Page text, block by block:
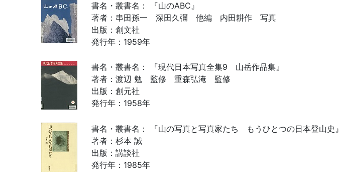
書名・叢書名： 『山のABC』
著者：串田孫一 深田久彌 他編 内田耕作 写真
出版：創文社
発行年：1959年
書名・叢書名： 『現代日本写真全集9 山岳作品集』
著者：渡辺 勉 監修 重森弘淹 監修
出版：創元社
発行年：1958年
書名・叢書名： 『山の写真と写真家たち もうひとつの日本登山史』
著者：杉本 誠
出版：講談社
発行年：1985年